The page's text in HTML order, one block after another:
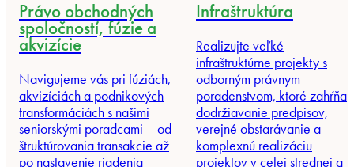
Právo obchodných
spoločností, fúzie a
akvizície
Navigujeme vás pri fúziách,
akvizíciách a podnikových
transformáciách s našimi
seniorskými poradcami – od
štruktúrovania transakcie až
po nastavenie riadenia
Infraštruktúra
Realizujte veľké
infraštruktúrne projekty s
odborným právnym
poradenstvom, ktoré zahŕňa
dodržiavanie predpisov,
verejné obstarávanie a
komplexnú realizáciu
projektov v celej strednej a